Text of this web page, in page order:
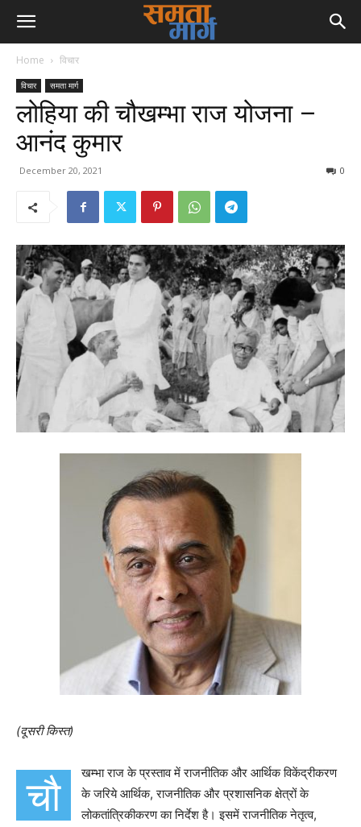
Home विचार
विचार समता मार्ग
लोहिया की चौखम्भा राज योजना –
आनंद कुमार
December 20, 2021 0
(दूसरी किस्त)
चौ
खम्भा राज के प्रस्ताव में राजनीतिक और आर्थिक विकेंद्रीकरण
के जरिये आर्थिक,राजनीतिक और प्रशासनिक क्षेत्रों के
लोकतांत्रिकीकरण का निर्देश है। इसमें राजनीतिक नेतृत्व,